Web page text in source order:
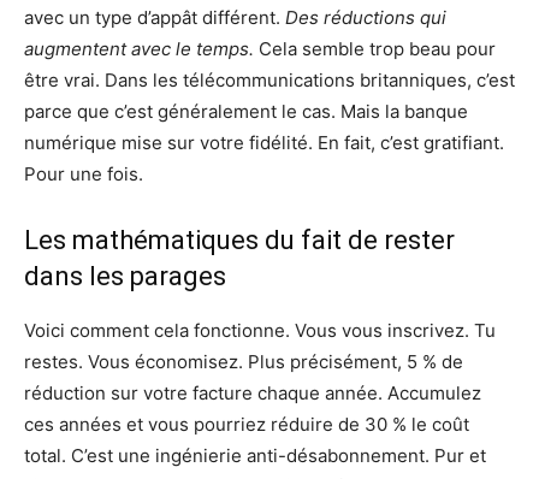
avec un type d’appât différent. Des réductions qui
augmentent avec le temps. Cela semble trop beau pour
être vrai. Dans les télécommunications britanniques, c’est
parce que c’est généralement le cas. Mais la banque
numérique mise sur votre fidélité. En fait, c’est gratifiant.
Pour une fois.
Les mathématiques du fait de rester
dans les parages
Voici comment cela fonctionne. Vous vous inscrivez. Tu
restes. Vous économisez. Plus précisément, 5 % de
réduction sur votre facture chaque année. Accumulez
ces années et vous pourriez réduire de 30 % le coût
total. C’est une ingénierie anti-désabonnement. Pur et